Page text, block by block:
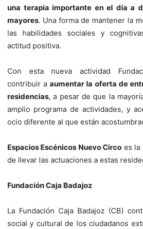
una terapia importante en el día a
mayores. Una forma de mantener la
las habilidades sociales y
actitud positiva.
Con esta nueva actividad
contribuir aaumentar la oferta de
residencias, a pesar de que la
amplio programa de actividades, y
ocio diferente al que están
Espacios Escénicos Nuevo Circo es la
de llevar las actuaciones a estas
Fundación Caja Badajoz
La Fundación Caja Badajoz (CB)
social y cultural de los ciudadanos